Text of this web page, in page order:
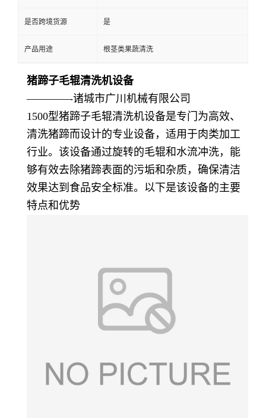
是否跨境货源 是
产品用途 根茎类果蔬清洗
猪蹄子毛辊清洗机设备
————-诸城市广川机械有限公司
1500型猪蹄子毛辊清洗机设备是专门为高效、
清洗猪蹄而设计的专业设备，适用于肉类加工
行业。该设备通过旋转的毛辊和水流冲洗，能
够有效去除猪蹄表面的污垢和杂质，确保清洁
效果达到食品安全标准。以下是该设备的主要
特点和优势